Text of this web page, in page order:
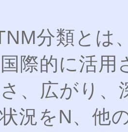
分類とは
際的に活用
、広がり
況をN、他